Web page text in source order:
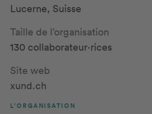
Lucerne, Suisse
Taille de l’organisation
130 collaborateur·rices
Site web
xund.ch
L’ORGANISATION